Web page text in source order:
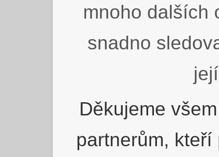
mnoho dalších
snadno
Děkujeme
partnerům,